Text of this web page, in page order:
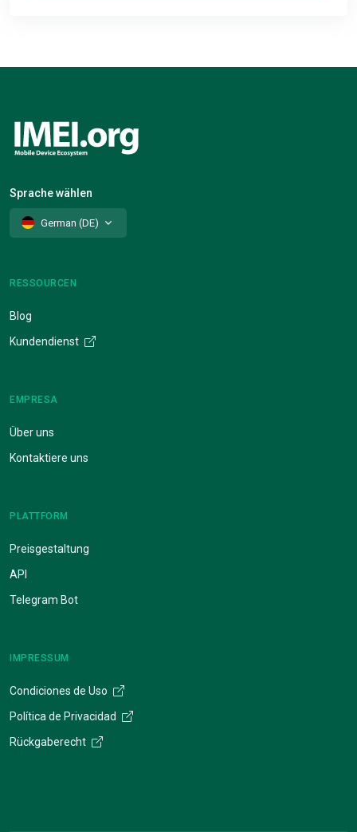
Sprache wählen
German (DE)
RESSOURCEN
Blog
Kundendienst
EMPRESA
Über uns
Kontaktiere uns
PLATTFORM
Preisgestaltung
API
Telegram Bot
IMPRESSUM
Condiciones de Uso
Política de Privacidad
Rückgaberecht